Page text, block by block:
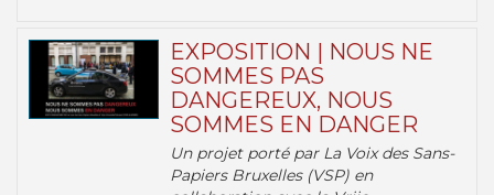
EXPOSITION | NOUS NE
SOMMES PAS
DANGEREUX, NOUS
SOMMES EN DANGER
Un projet porté par La Voix des Sans-
Papiers Bruxelles (VSP) en